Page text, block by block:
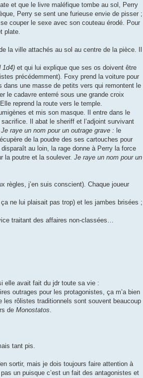
et que le livre maléfique tombe au sol, Perry
Perry se sent une furieuse envie de pisser ;
couper le sexe avec son couteau érodé. Pour
plate.
la ville attachés au sol au centre de la pièce. Il
1d4) et qui lui explique que ses os doivent être
précédemment). Foxy prend la voiture pour
une masse de petits vers qui remontent le
le cadavre enterré sous une grande croix
reprend la route vers le temple.
et mis son masque. Il entre dans le
Il abat le sheriff et l’adjoint survivant
Je raye un nom pour un outrage grave : le
de la poudre des ses cartouches pour
au loin, la rage donne à Perry la force
la poutre et la soulever. Je raye un nom pour un
règles, j’en suis conscient). Chaque joueur
ne lui plaisait pas trop) et les jambes brisées ;
traitant des affaires non-classées…
elle avait fait du jdr toute sa vie :
outrages pour les protagonistes, ça m’a bien
rôlistes traditionnels sont souvent beaucoup
de Monostatos
tant pis.
sortir, mais je dois toujours faire attention à
un puisque c’est un fait des antagonistes et